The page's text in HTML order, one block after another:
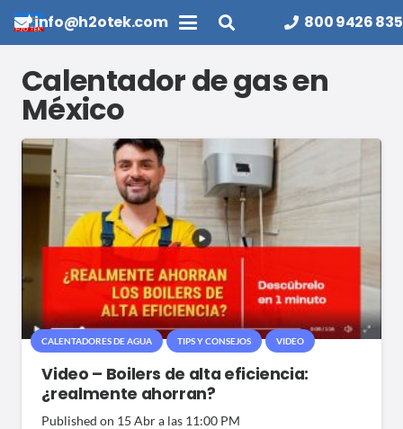
info@h2otek.com 800 9426 835
Calentador de gas en
México
CALENTADORES DE AGUA TIPS Y CONSEJOS VIDEO
Video – Boilers de alta eficiencia:
¿realmente ahorran?
Published on 15 Abr a las 11:00 PM